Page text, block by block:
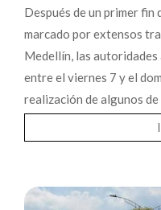
Después de un primer fin
marcado por extensos
Medellín, las
entre el viernes 7 y el
realización de algunos de